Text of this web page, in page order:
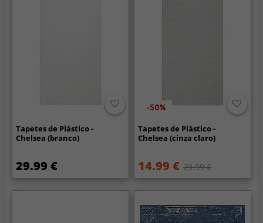
Tapetes de Plástico -
Chelsea (branco)
29.99 €
-50%
Tapetes de Plástico -
Chelsea (cinza claro)
14.99 € 29.99 €